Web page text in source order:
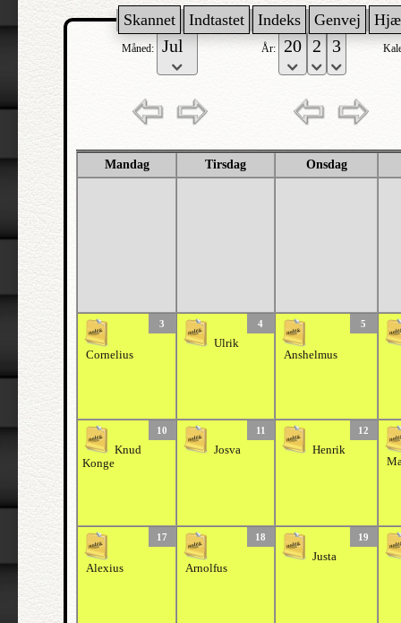
Skannet Indtastet Indeks Genvej
Måned: År:
Mandag Tirsdag Onsdag
3
Cornelius
4
Ulrik
5
Anshelmus
10
Knud
Konge
11
Josva
12
Henrik
17
Alexius
18
Arnolfus
19
Justa